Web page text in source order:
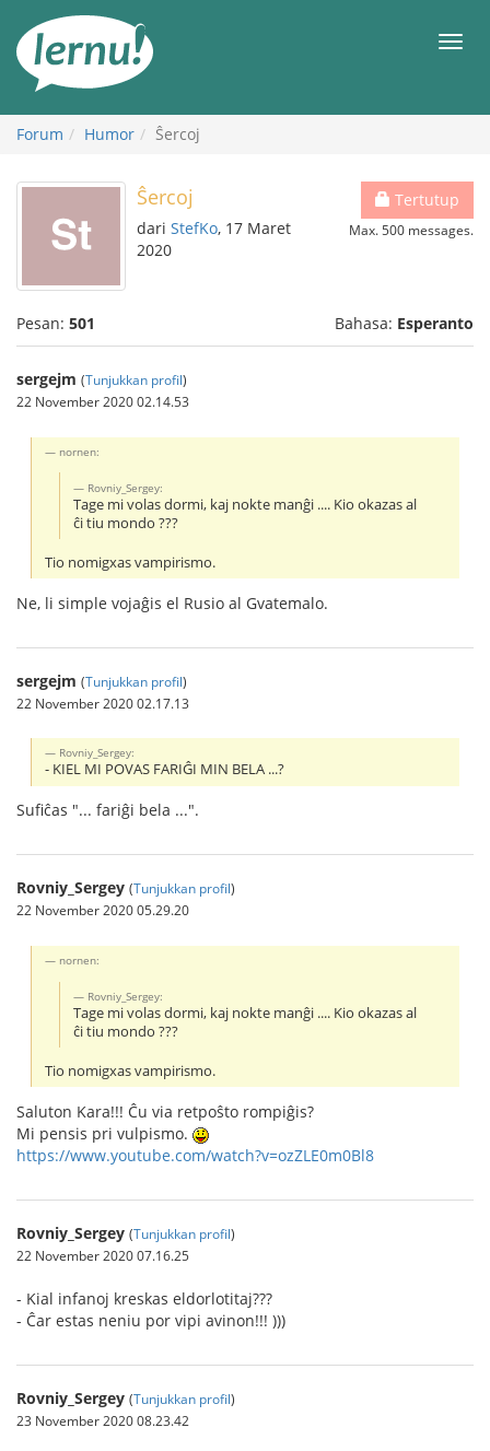
daftar
Forum Humor Ŝercoj
Tertutup
Max. 500 messages.
Ŝercoj
dari StefKo, 17 Maret
2020
Pesan: 501 Bahasa: Esperanto
sergejm (Tunjukkan profil)
22 November 2020 02.14.53
nornen:
Rovniy_Sergey:
Tage mi volas dormi, kaj nokte manĝi .... Kio okazas al
ĉi tiu mondo ???
Tio nomigxas vampirismo.
Ne, li simple vojaĝis el Rusio al Gvatemalo.
sergejm (Tunjukkan profil)
22 November 2020 02.17.13
Rovniy_Sergey:
- KIEL MI POVAS FARIĜI MIN BELA ...?
Sufiĉas "... fariĝi bela ...".
Rovniy_Sergey (Tunjukkan profil)
22 November 2020 05.29.20
nornen:
Rovniy_Sergey:
Tage mi volas dormi, kaj nokte manĝi .... Kio okazas al
ĉi tiu mondo ???
Tio nomigxas vampirismo.
Saluton Kara!!! Ĉu via retpoŝto rompiĝis?
Mi pensis pri vulpismo.
https://www.youtube.com/watch?v=ozZLE0m0Bl8
Rovniy_Sergey (Tunjukkan profil)
22 November 2020 07.16.25
- Kial infanoj kreskas eldorlotitaj???
- Ĉar estas neniu por vipi avinon!!! )))
Rovniy_Sergey (Tunjukkan profil)
23 November 2020 08.23.42